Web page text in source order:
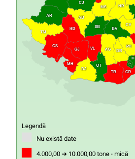
AR
CS PH
IF
TM
GR
DB
AG
SB
VL
BV
CV
HR
MS
CJ
HD
AB
DJ
GJ
MH
OT
TR
B
Legendă
Nu există date
4.000,00 ➜ 10.000,00 tone - mică